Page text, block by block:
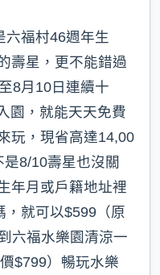
六福村46週年生
壽星，更不能錯過
8月10日連續十
園，就能天天免費
玩，現省高達14,00
8/10壽星也沒關
年月或戶籍地址裡
，就可以$599（原
六福水樂園清涼一
$799）暢玩水樂